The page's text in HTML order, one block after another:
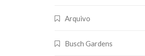
Arquivo
Busch Gardens